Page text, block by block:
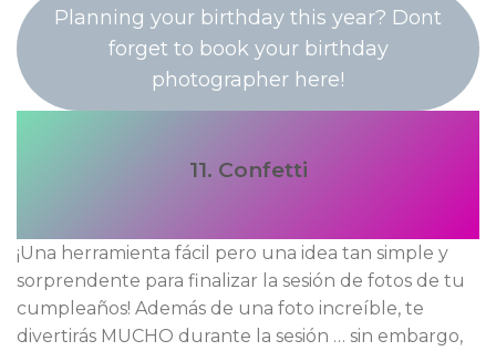
Planning your birthday this year? Dont
forget to book your birthday
photographer here!
11. Confetti
¡Una herramienta fácil pero una idea tan simple y
sorprendente para finalizar la sesión de fotos de tu
cumpleaños! Además de una foto increíble, te
divertirás MUCHO durante la sesión … sin embargo,